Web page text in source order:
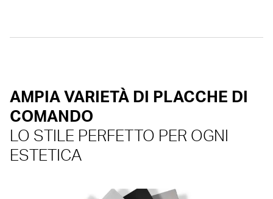
AMPIA VARIETÀ DI PLACCHE DI
COMANDO
LO STILE PERFETTO PER OGNI
ESTETICA